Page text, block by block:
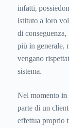
infatti,
istituto a loro
di
più in generale,
vengano
sistema.
Nel momento in
parte di un
effettua proprio